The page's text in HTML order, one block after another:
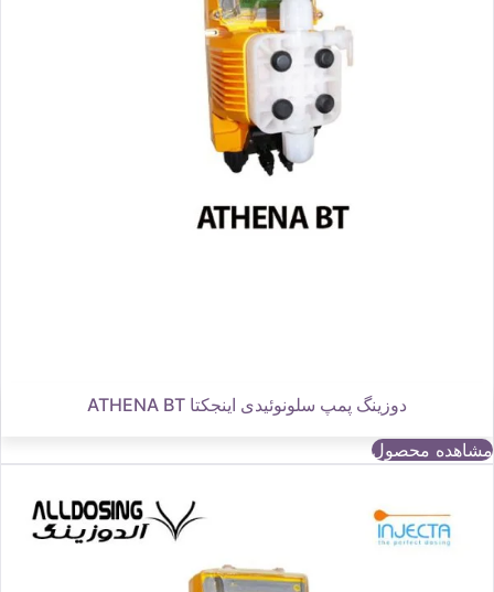
دوزینگ پمپ سلونوئیدی اینجکتا ATHENA BT
مشاهده محصول